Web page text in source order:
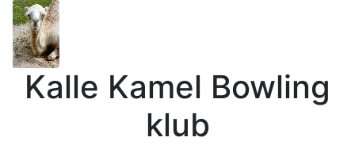
Kalle Kamel Bowling
klub